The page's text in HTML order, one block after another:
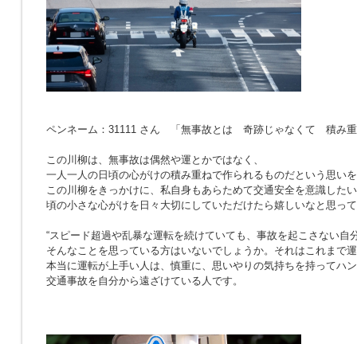
ペンネーム：31111 さん 「無事故とは 奇跡じゃなくて 積み
この川柳は、無事故は偶然や運とかではなく、
一人一人の日頃の心がけの積み重ねで作られるものだという思い
この川柳をきっかけに、私自身もあらためて交通安全を意識した
頃の小さな心がけを日々大切にしていただけたら嬉しいなと思っ
“スピード超過や乱暴な運転を続けていても、事故を起こさない自
そんなことを思っている方はいないでしょうか。それはこれまで
本当に運転が上手い人は、慎重に、思いやりの気持ちを持ってハ
交通事故を自分から遠ざけている人です。